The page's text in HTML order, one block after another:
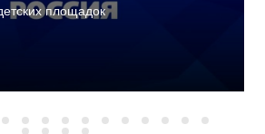
площадок